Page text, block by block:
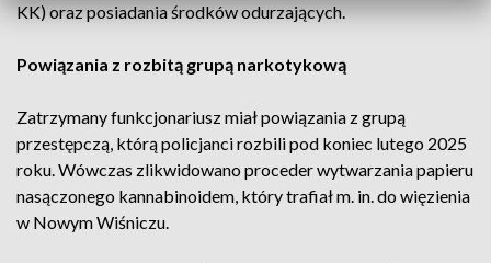
KK) oraz posiadania środków odurzających.
Powiązania z rozbitą grupą narkotykową
Zatrzymany funkcjonariusz miał powiązania z grupą
przestępczą, którą policjanci rozbili pod koniec lutego 2025
roku. Wówczas zlikwidowano proceder wytwarzania papieru
nasączonego kannabinoidem, który trafiał m. in. do więzienia
w Nowym Wiśniczu.